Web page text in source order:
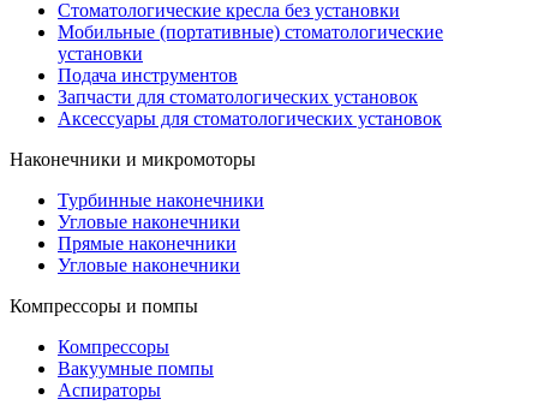
Стоматологические кресла без установки
Мобильные (портативные) стоматологические
установки
Подача инструментов
Запчасти для стоматологических установок
Аксессуары для стоматологических установок
Наконечники и микромоторы
Турбинные наконечники
Угловые наконечники
Прямые наконечники
Угловые наконечники
Компрессоры и помпы
Компрессоры
Вакуумные помпы
Аспираторы